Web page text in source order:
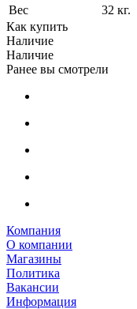
Вес
32 кг.
Как купить
Наличие
Наличие
Ранее вы смотрели
Компания
О компании
Магазины
Политика
Вакансии
Информация